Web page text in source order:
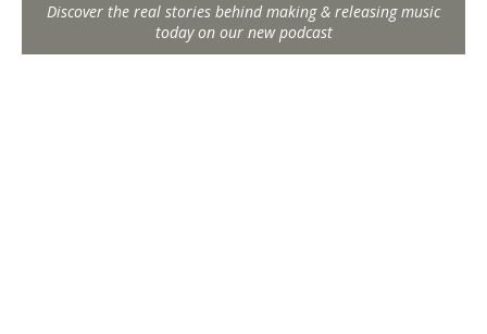
Discover the real stories behind making & releasing music
today on our new podcast